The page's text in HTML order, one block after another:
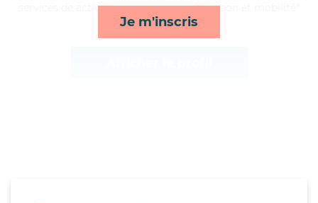
Je m'inscris
services de activités, repas, courses/livraison et mobilité*